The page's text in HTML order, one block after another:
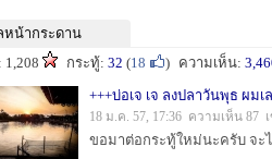
น้ากระดาน
กระทู้: 32 (18 ) ความเห็น:
18 ม.ค. 57, 17:36 ความเห็น 87